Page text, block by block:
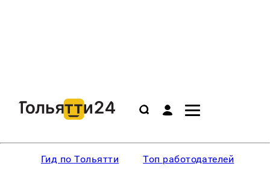
Гид по Тольятти Топ работодателей